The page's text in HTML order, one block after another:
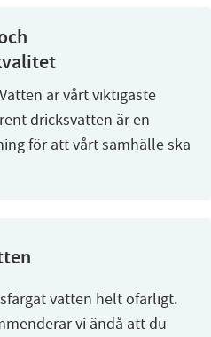
är vårt viktigaste
dricksvatten är en
för att vårt samhälle ska
vatten helt ofarligt.
vi ändå att du